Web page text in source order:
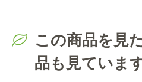
この商品を見
品も見ていま